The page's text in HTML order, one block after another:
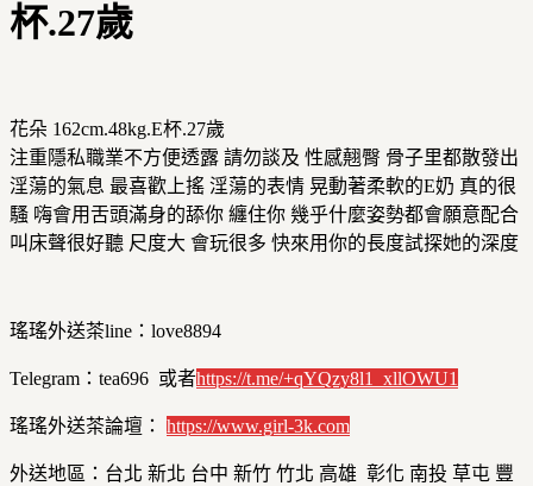
杯.27歲
花朵 162cm.48kg.E杯.27歲
注重隱私職業不方便透露 請勿談及 性感翹臀 骨子里都散發出
淫蕩的氣息 最喜歡上搖 淫蕩的表情 晃動著柔軟的E奶 真的很
騷 嗨會用舌頭滿身的舔你 纏住你 幾乎什麼姿勢都會願意配合
叫床聲很好聽 尺度大 會玩很多 快來用你的長度試探她的深度
瑤瑤外送茶line：love8894
Telegram：tea696 或者https://t.me/+qYQzy8l1_xllOWU1
瑤瑤外送茶論壇： https://www.girl-3k.com
外送地區：台北 新北 台中 新竹 竹北 高雄 彰化 南投 草屯 豐